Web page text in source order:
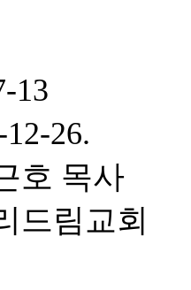
13
26.
호 목사
드림교회